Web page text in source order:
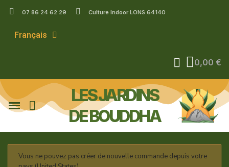
07 86 24 62 29 Culture Indoor LONS 64140
Français
0,00 €
LES JARDINS
DE BOUDDHA
Vous ne pouvez pas créer de nouvelle commande depuis votre